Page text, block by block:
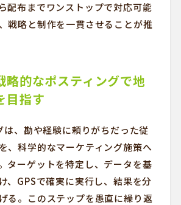
配布までワンストップで対応可能
戦略と制作を一貫させることが推
略的なポスティングで地
目指す
は、勘や経験に頼りがちだった従
、科学的なマーケティング施策へ
ターゲットを特定し、データを基
、GPSで確実に実行し、結果を分
る。このステップを愚直に繰り返